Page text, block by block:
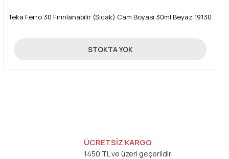
Teka Ferro 30 Fırınlanabilir (Sıcak) Cam Boyası 30ml Beyaz 19130
435,00 TL
STOKTA YOK
ÜCRETSİZ KARGO
1450 TL ve üzeri geçerlidir